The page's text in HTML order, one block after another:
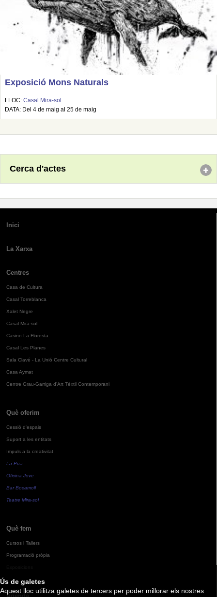
Ús de galetes
Aquest lloc utilitza galetes de tercers per poder millorar els nostres
Exposició Mons Naturals
LLOC: Casal Mira-sol
DATA: Del 4 de maig al 25 de maig
Cerca d'actes
Inici
La Xarxa
Centres
Casa de Cultura
Casal Torreblanca
Xalet Negre
Casal Mira-sol
Casino La Floresta
Casal Les Planes
Sala Clavé - La Unió Centre Cultural
Casa Aymat
Centre Grau-Garriga d'Art Tèxtil Contemporani
Què oferim
Cessió d'espais
Suport a les entitats
Impuls a la creativitat
La Pua
Oficina Jove
Bar Bocamoll
Teatre Mira-sol
Què fem
Cursos i Tallers
Programació pròpia